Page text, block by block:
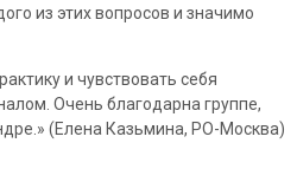
из этих вопросов и значимо
и чувствовать себя
Очень благодарна группе,
(Елена Казьмина, РО-Москва)